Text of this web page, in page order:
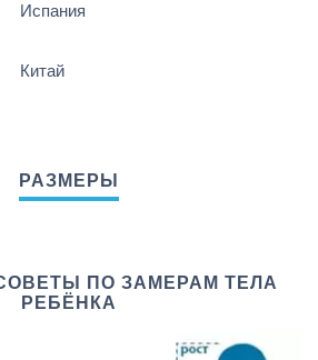
Испания
Китай
ПО ЗАМЕРАМ ТЕЛА
РЕБЁНКА